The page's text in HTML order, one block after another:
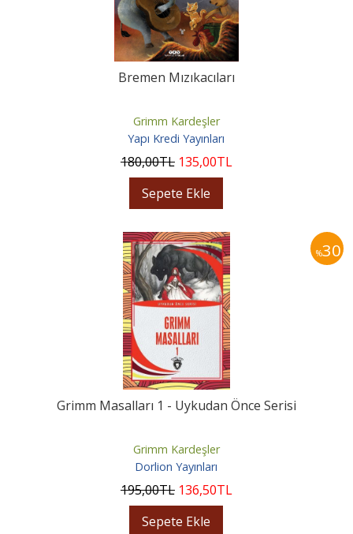
Bremen Mızıkacıları
Grimm Kardeşler
Yapı Kredi Yayınları
180,00TL 135,00TL
Sepete Ekle
%30
Grimm Masalları 1 - Uykudan Önce Serisi
Grimm Kardeşler
Dorlion Yayınları
195,00TL 136,50TL
Sepete Ekle